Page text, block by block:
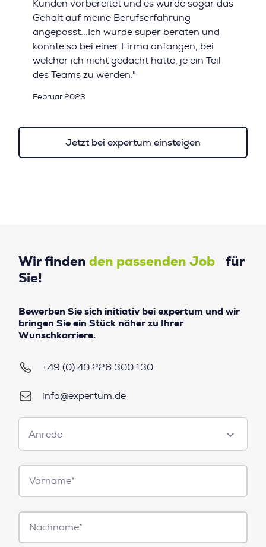
Kunden vorbereitet und es wurde sogar das
Gehalt auf meine Berufserfahrung
angepasst...Ich wurde super beraten und
konnte so bei einer Firma anfangen, bei
welcher ich nicht gedacht hätte, je ein Teil
des Teams zu werden."
Februar 2023
Jetzt bei expertum einsteigen
Wir finden den passenden Job für
Sie!
Bewerben Sie sich initiativ bei expertum und wir
bringen Sie ein Stück näher zu Ihrer
Wunschkarriere.
+49 (0) 40 226 300 130
info@expertum.de
Anrede
Anrede
Vorname*
Nachname*